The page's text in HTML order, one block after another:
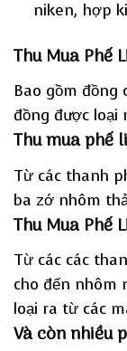
niken, hợp
Thu Mua Phế
Bao gồm đồng
đồng được loại
Thu mua phế
Từ các thanh
ba zớ nhôm
Thu Mua Phế
Từ các các
cho đến nhôm
loại ra từ các
Và còn nhiều